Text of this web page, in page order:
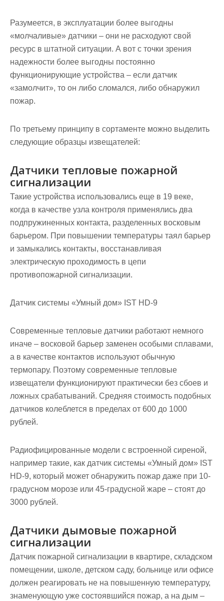
Разумеется, в эксплуатации более выгодны
«молчаливые» датчики – они не расходуют свой
ресурс в штатной ситуации. А вот с точки зрения
надежности более выгодны постоянно
функционирующие устройства – если датчик
«замолчит», то он либо сломался, либо обнаружил
пожар.
По третьему принципу в сортаменте можно выделить
следующие образцы извещателей:
Датчики тепловые пожарной
сигнализации
Такие устройства использовались еще в 19 веке,
когда в качестве узла контроля применялись два
подпружиненных контакта, разделенных восковым
барьером. При повышении температуры таял барьер
и замыкались контакты, восстанавливая
электрическую проходимость в цепи
противопожарной сигнализации.
Датчик системы «Умный дом» IST HD-9
Современные тепловые датчики работают немного
иначе – восковой барьер заменен особыми сплавами,
а в качестве контактов используют обычную
термопару. Поэтому современные тепловые
извещатели функционируют практически без сбоев и
ложных срабатываний. Средняя стоимость подобных
датчиков колеблется в пределах от 600 до 1000
рублей.
Радиофицированные модели с встроенной сиреной,
например такие, как датчик системы «Умный дом» IST
HD-9, который может обнаружить пожар даже при 10-
градусном морозе или 45-градусной жаре – стоят до
3000 рублей.
Датчики дымовые пожарной
сигнализации
Датчик пожарной сигнализации в квартире, складском
помещении, школе, детском саду, больнице или офисе
должен реагировать не на повышенную температуру,
знаменующую уже состоявшийся пожар, а на дым –